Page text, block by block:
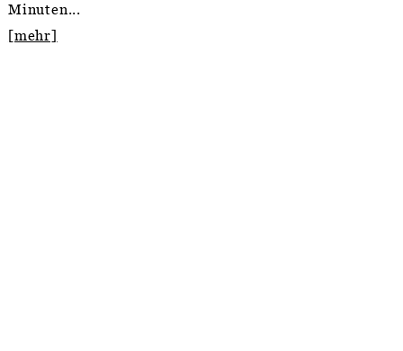
Minuten...
[mehr]